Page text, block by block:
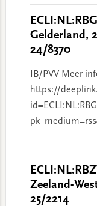
Gelderland,
24/8370
IB/PVV Meer
https://
Zeeland-
25/2214